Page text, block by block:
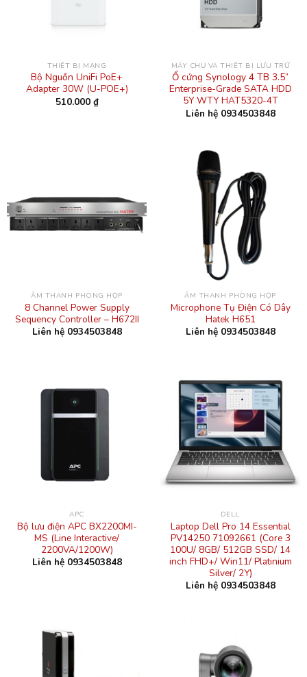
THIẾT BỊ MẠNG
Bộ Nguồn UniFi PoE+
Adapter 30W (U-POE+)
510.000 ₫
MÁY CHỦ VÀ THIẾT BỊ LƯU TRỮ
Ổ cứng Synology 4 TB 3.5”
Enterprise-Grade SATA HDD
5Y WTY HAT5320-4T
Liên hệ 0934503848
ÂM THANH PHÒNG HỌP
8 Channel Power Supply
Sequency Controller – H672II
Liên hệ 0934503848
ÂM THANH PHÒNG HỌP
Microphone Tụ Điện Có Dây
Hatek H651
Liên hệ 0934503848
APC
Bộ lưu điện APC BX2200MI-
MS (Line Interactive/
2200VA/1200W)
Liên hệ 0934503848
DELL
Laptop Dell Pro 14 Essential
PV14250 71092661 (Core 3
100U/ 8GB/ 512GB SSD/ 14
inch FHD+/ Win11/ Platinium
Silver/ 2Y)
Liên hệ 0934503848